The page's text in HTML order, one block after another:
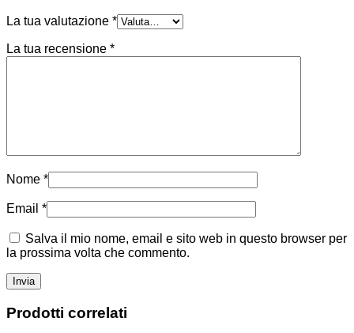
La tua valutazione *
La tua recensione *
Nome *
Email *
Salva il mio nome, email e sito web in questo browser per
la prossima volta che commento.
Prodotti correlati